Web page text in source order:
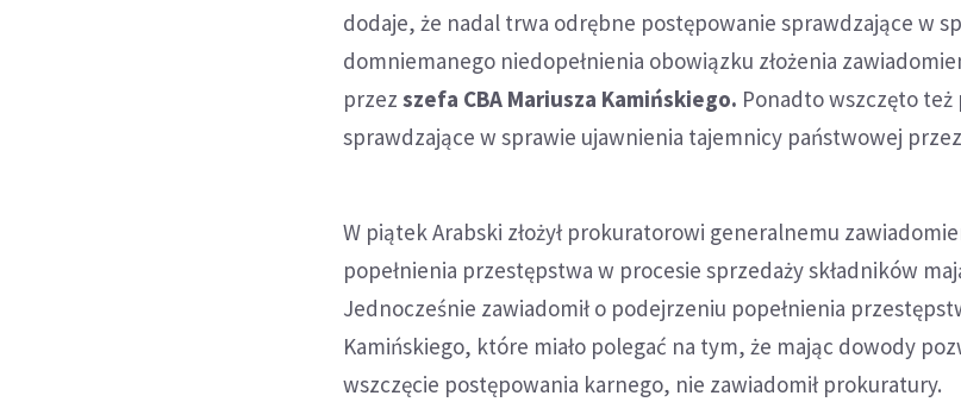
dodaje, że nadal trwa odrębne postępowanie sprawdzające w
domniemanego niedopełnienia obowiązku złożenia
przezszefa CBA Mariusza Kamińskiego. Ponadto wszczęto
sprawdzające w sprawie ujawnienia tajemnicy państwowej
W piątek Arabski złożył prokuratorowi generalnemu
popełnienia przestępstwa w procesie sprzedaży składników
Jednocześnie zawiadomił o podejrzeniu popełnienia
Kamińskiego, które miało polegać na tym, że mając dowody
wszczęcie postępowania karnego, nie zawiadomił prokuratury.